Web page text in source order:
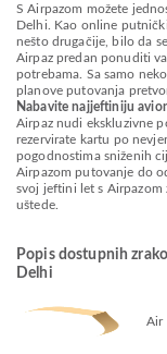
S Airpazom možete
Delhi. Kao online
nešto drugačije, bilo da
Airpaz predan ponuditi
potrebama. Sa samo
planove putovanja
Nabavite najjeftiniju
Airpaz nudi ekskluzivne
rezervirate kartu po
pogodnostima sniženih
Airpazom putovanje do
svoj jeftini let s Airpazom
uštede.
Popis dostupnih
Delhi
Air